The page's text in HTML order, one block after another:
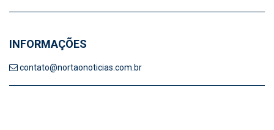
INFORMAÇÕES
contato@nortaonoticias.com.br